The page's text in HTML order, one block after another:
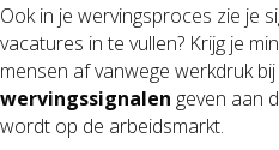
Ook in je wervingsproces zie je
vacatures in te vullen? Krijg je
mensen af vanwege werkdruk bij
wervingssignalen geven aan
wordt op de arbeidsmarkt.